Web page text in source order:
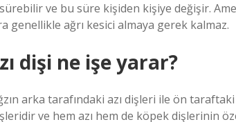
ve bu süre kişiden kişiye değişir.
genellikle ağrı kesici almaya gerek kalmaz.
dişi ne işe yarar?
arka tarafındaki azı dişleri ile ön
ve hem azı hem de köpek dişlerinin